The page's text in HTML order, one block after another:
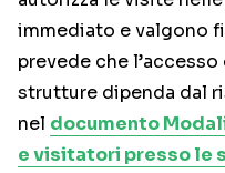
immediato e valgono
prevede che
strutture dipenda dal
nel documento
e visitatori presso le